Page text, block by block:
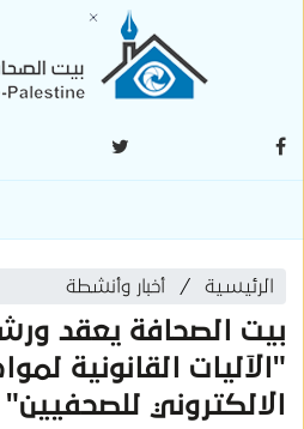
الرئيسية أخبار وأنشطة
بيت الصحافة يعقد
"الآليات القانونية
الالكتروني للصحفيين"